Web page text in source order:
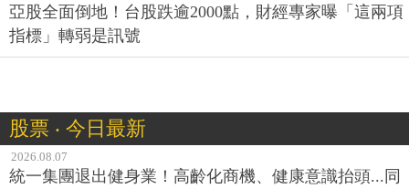
亞股全面倒地！台股跌逾2000點，財經專家曝「這兩項
指標」轉弱是訊號
股票 ‧ 今日最新
2026.08.07
統一集團退出健身業！高齡化商機、健康意識抬頭...同